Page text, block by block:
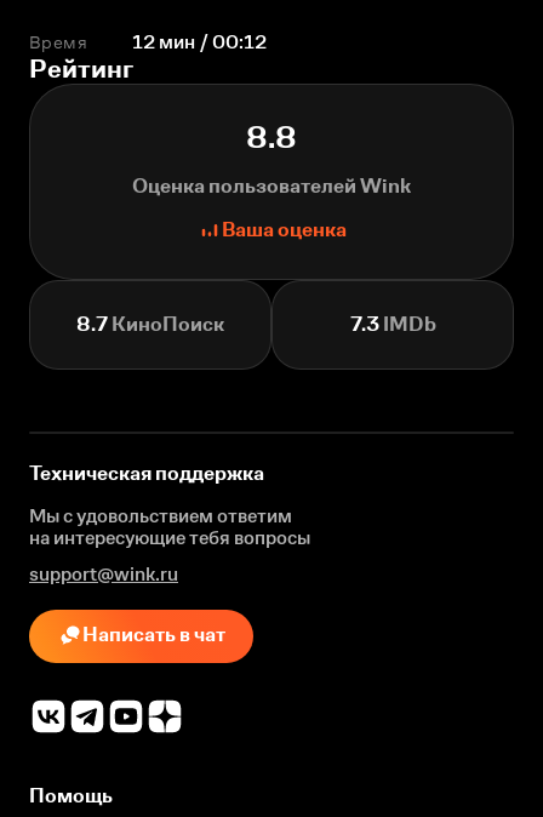
Время 12 мин / 00:12
Рейтинг
8.8
Оценка пользователей Wink
Ваша оценка
8.7 КиноПоиск 7.3IMDb
Техническая поддержка
Мы с удовольствием ответим
на интересующиетебя вопросы
support@wink.ru
Написать в чат
Помощь